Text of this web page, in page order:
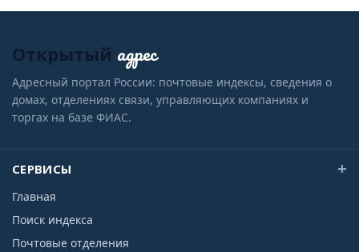
Открытый адрес
Адресный портал России: почтовые индексы, сведения о
домах, отделениях связи, управляющих компаниях и
торгах на базе ФИАС.
СЕРВИСЫ
Главная
Поиск индекса
Почтовые отделения